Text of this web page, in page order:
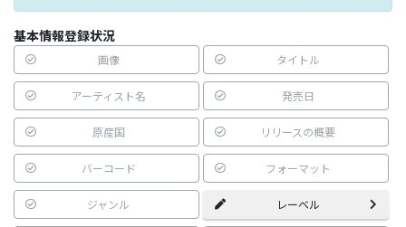
基本情報登録状況
画像 タイトル
アーティスト名 発売日
原産国 リリースの概要
バーコード フォーマット
ジャンル レーベル